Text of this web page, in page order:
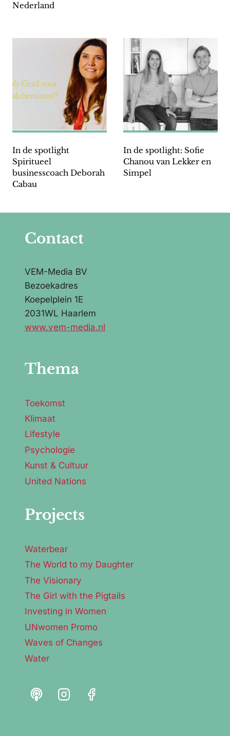
Nederland
In de spotlight
Spiritueel
businesscoach Deborah
Cabau
In de spotlight: Sofie
Chanou van Lekker en
Simpel
Contact
VEM-Media BV
Bezoekadres
Koepelplein 1E
2031WL Haarlem
www.vem-media.nl
Thema
Toekomst
Klimaat
Lifestyle
Psychologie
Kunst & Cultuur
United Nations
Projects
Waterbear
The World to my Daughter
The Visionary
The Girl with the Pigtails
Investing in Women
UNwomen Promo
Waves of Changes
Water